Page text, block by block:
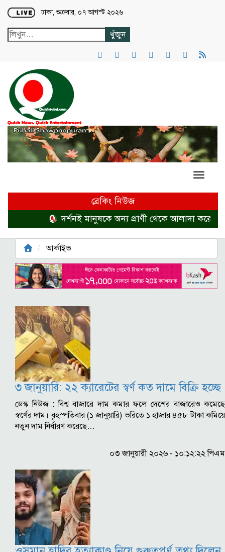
Loading...
ঢাকা, শুক্রবার, ০৭ আগস্ট ২০২৬
ব্রেকিং নিউজ
দর্শনই মানুষকে অন্য প্রাণী থেকে আলাদা করে
আর্কাইভ
৩ জানুয়ারি: ২২ ক্যারেটের স্বর্ণ কত দামে বিক্রি হচ্ছে
ডেস্ক নিউজ : বিশ্ব বাজারে দাম কমার ফলে দেশের বাজারেও কমেছে
স্বর্ণের দাম। বৃহস্পতিবার (১ জানুয়ারি) ভরিতে ১ হাজার ৪৫৮ টাকা কমিয়ে
নতুন দাম নির্ধারণ করেছে…
০৩ জানুয়ারী ২০২৬ - ১০:১২:২২ পিএম